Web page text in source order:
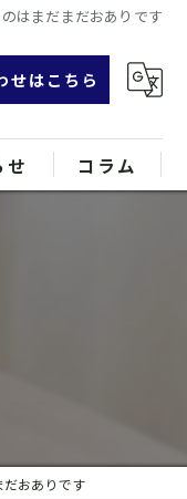
はまだまだおありです
せはこちら
せ コラム
おありです